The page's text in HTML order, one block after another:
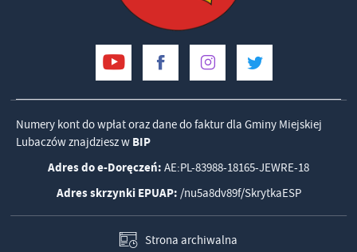
Numery kont do wpłat oraz dane do faktur dla Gminy Miejskiej
Lubaczów znajdziesz w BIP
Adres do e-Doręczeń: AE:PL-83988-18165-JEWRE-18
Adres skrzynki EPUAP: /nu5a8dv89f/SkrytkaESP
Strona archiwalna